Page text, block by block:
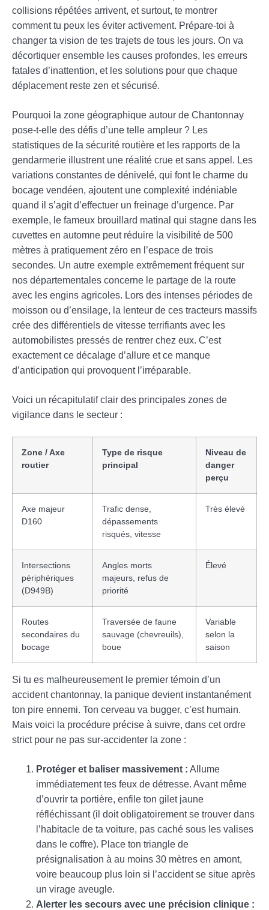
collisions répétées arrivent, et surtout, te montrer
comment tu peux les éviter activement. Prépare-toi à
changer ta vision de tes trajets de tous les jours. On va
décortiquer ensemble les causes profondes, les erreurs
fatales d’inattention, et les solutions pour que chaque
déplacement reste zen et sécurisé.
Pourquoi la zone géographique autour de Chantonnay
pose-t-elle des défis d’une telle ampleur ? Les
statistiques de la sécurité routière et les rapports de la
gendarmerie illustrent une réalité crue et sans appel. Les
variations constantes de dénivelé, qui font le charme du
bocage vendéen, ajoutent une complexité indéniable
quand il s’agit d’effectuer un freinage d’urgence. Par
exemple, le fameux brouillard matinal qui stagne dans les
cuvettes en automne peut réduire la visibilité de 500
mètres à pratiquement zéro en l’espace de trois
secondes. Un autre exemple extrêmement fréquent sur
nos départementales concerne le partage de la route
avec les engins agricoles. Lors des intenses périodes de
moisson ou d’ensilage, la lenteur de ces tracteurs massifs
crée des différentiels de vitesse terrifiants avec les
automobilistes pressés de rentrer chez eux. C’est
exactement ce décalage d’allure et ce manque
d’anticipation qui provoquent l’irréparable.
Voici un récapitulatif clair des principales zones de
vigilance dans le secteur :
Zone / Axe
routier
Type de risque
principal
Niveau de
danger
perçu
Axe majeur
D160
Trafic dense,
dépassements
risqués, vitesse
Très élevé
Intersections
périphériques
(D949B)
Angles morts
majeurs, refus de
priorité
Élevé
Routes
secondaires du
bocage
Traversée de faune
sauvage (chevreuils),
boue
Variable
selon la
saison
Si tu es malheureusement le premier témoin d’un
accident chantonnay, la panique devient instantanément
ton pire ennemi. Ton cerveau va bugger, c’est humain.
Mais voici la procédure précise à suivre, dans cet ordre
strict pour ne pas sur-accidenter la zone :
Protéger et baliser massivement : Allume
immédiatement tes feux de détresse. Avant même
d’ouvrir ta portière, enfile ton gilet jaune
réfléchissant (il doit obligatoirement se trouver dans
l’habitacle de ta voiture, pas caché sous les valises
dans le coffre). Place ton triangle de
présignalisation à au moins 30 mètres en amont,
voire beaucoup plus loin si l’accident se situe après
un virage aveugle.
Alerter les secours avec une précision clinique :